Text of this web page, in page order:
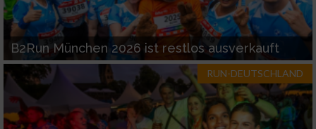
B2Run München 2026 ist restlos ausverkauft
RUN-DEUTSCHLAND